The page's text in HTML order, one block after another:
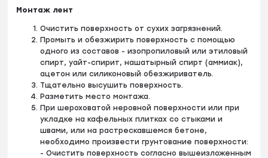
Монтаж лент
Очистить поверхность от сухих загрязнений.
Промыть и обезжирить поверхность с помощью
одного из составов - изопропиловый или этиловый
спирт, уайт-спирит, нашатырный спирт (аммиак),
ацетон или силиконовый обезжириватель.
Тщательно высушить поверхность.
Разметить место монтажа.
При шероховатой неровной поверхности или при
укладке на кафельных плитках со стыками и
швами, или на растрескавшемся бетоне,
необходимо произвести грунтование поверхности:
- Очистить поверхность согласно вышеизложенным